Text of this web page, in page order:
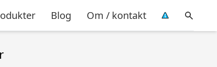
Blog Om / kontakt